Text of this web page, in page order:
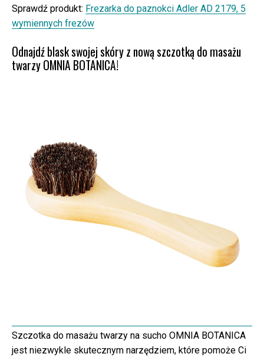
Sprawdź produkt: Frezarka do paznokci Adler AD 2179, 5
wymiennych frezów
Odnajdź blask swojej skóry z nową szczotką do masażu
twarzy OMNIA BOTANICA!
Szczotka do masażu twarzy na sucho OMNIA BOTANICA
jest niezwykle skutecznym narzędziem, które pomoże Ci